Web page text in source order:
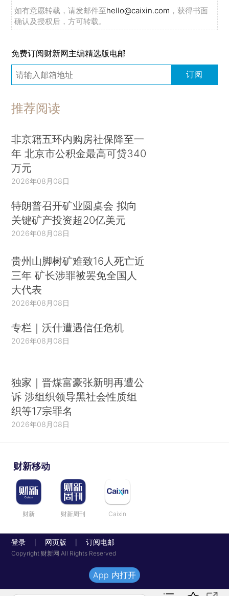
如有意愿转载，请发邮件至hello@caixin.com ，获得书面
确认及授权后，方可转载。
免费订阅财新网主编精选版电邮
订阅
推荐阅读
非京籍五环内购房社保降至一
年 北京市公积金最高可贷340
万元
2026年08月08日
特朗普召开矿业圆桌会 拟向
关键矿产投资超20亿美元
2026年08月08日
贵州山脚树矿难致16人死亡近
三年 矿长涉罪被罢免全国人
大代表
2026年08月08日
专栏｜沃什遭遇信任危机
2026年08月08日
独家｜晋煤富豪张新明再遭公
诉 涉组织领导黑社会性质组
织等17宗罪名
2026年08月08日
财新移动
财新 财新周刊 Caixin
登录 网页版 订阅电邮
Copyright 财新网 All Rights Reserved
App 内打开